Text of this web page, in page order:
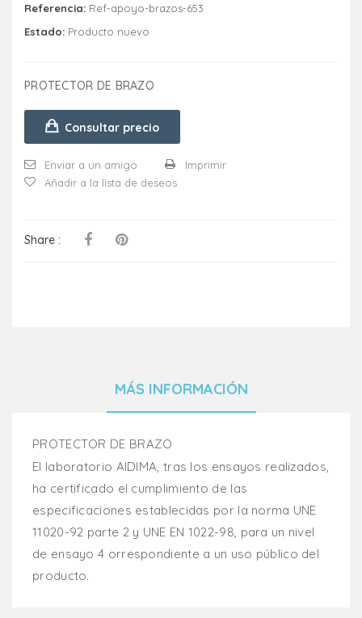
Referencia: Ref-apoyo-brazos-653
Estado: Producto nuevo
PROTECTOR DE BRAZO
Consultar precio
Enviar a un amigo
Imprimir
Añadir a la lista de deseos
Share :
MÁS INFORMACIÓN
PROTECTOR DE BRAZO
El laboratorio AIDIMA, tras los ensayos realizados,
ha certificado el cumplimiento de las
especificaciones establecidas por la norma UNE
11020-92 parte 2 y UNE EN 1022-98, para un nivel
de ensayo 4 orrespondiente a un uso público del
producto.